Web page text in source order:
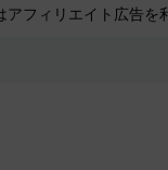
アフィリエイト広告を